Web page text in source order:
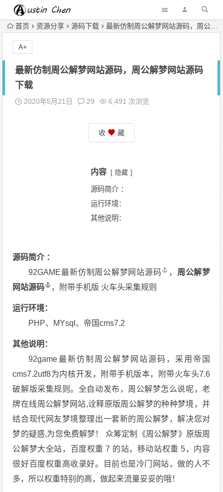
首页 资源分享 源码下载 最新仿制周公解梦网站源码，周公解梦网站源码下载
最新仿制周公解梦网站源码，周公解梦网站源码
下载
2020年5月21日 29 6,491 次浏览
收 藏
内容 隐藏
源码简介 ：
运行环境：
其他说明：
源码简介 ：
92GAME最新仿制周公解梦网站源码 ， 周公解梦
网站源码
，附带手机版 火车头采集规则
运行环境：
PHP、MYsql、帝国cms7.2
其他说明：
92game最新仿制周公解梦网站源码，采用帝国
cms7.2utf8为内核开发，附带手机版本，附带火车头7.6
破解版采集规则。全自动发布，周公解梦怎么说呢，老
牌在线周公解梦网站,诠释原版周公解梦的种种梦境，并
结合现代网友梦境整理出一套新的周公解梦，解决您对
梦的疑惑,为您免费解梦！ 众筹定制《周公解梦》原版周
公解梦大全站，百度权重 7 的站，移动站权重 5，内容
很好百度权重高收录好。目前也是冷门网站，做的人不
多，所以权重特别的高，做起来流量妥妥的哦！
A+